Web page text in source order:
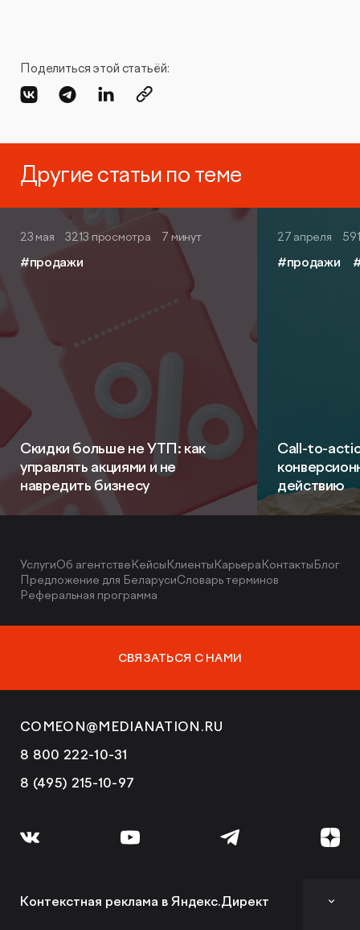
Поделиться этой статьёй:
Другие статьи по теме
23 мая 3213 просмотра 7 минут
#продажи
Скидки больше не УТП: как
управлять акциями и не
навредить бизнесу
27 апреля
#продажи
Call-to-
действию
УслугиОб агентствеКейсыКлиентыКарьераКонтактыБлог
Предложение для БеларусиСловарь терминов
Реферальная программа
СВЯЗАТЬСЯ С НАМИ
COMEON@MEDIANATION.RU
8 800 222-10-31
8 (495) 215-10-97
Контекстная реклама в Яндекс.Директ